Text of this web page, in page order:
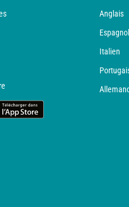
Anglais
Espagnol
Italien
Allemand